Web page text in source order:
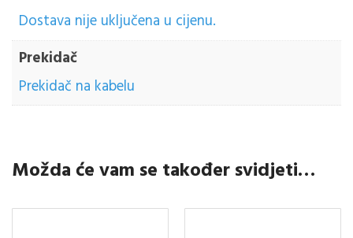
Dostava nije uključena u cijenu.
Prekidač
Prekidač na kabelu
Možda će vam se također svidjeti…